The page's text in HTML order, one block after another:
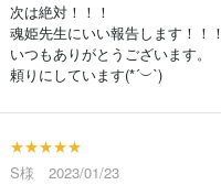
次は絶対！！！
魂姫先生にいい報告します！！！
いつもありがとうございます。
頼りにしています(*´︶`)
★★★★★
S様 2023/01/23